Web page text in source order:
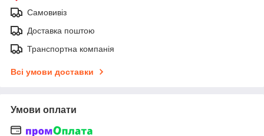
Самовивіз
Доставка поштою
Транспортна компанія
Всі умови доставки
Умови оплати